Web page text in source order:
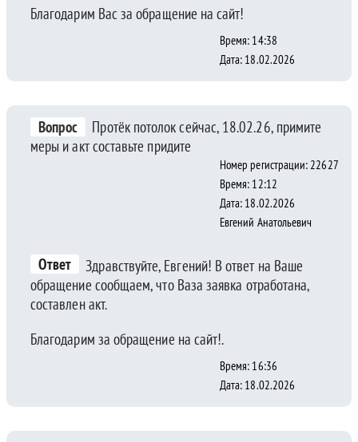
Благодарим Вас за обращение на сайт!
Время: 14:38
Дата: 18.02.2026
Вопрос
Протёк потолок сейчас, 18.02.26, примите
меры и акт составьте придите
Номер регистрации: 22627
Время: 12:12
Дата: 18.02.2026
Евгений Анатольевич
Ответ
Здравствуйте, Евгений! В ответ на Ваше
обращение сообщаем, что Ваза заявка отработана,
составлен акт.
Благодарим за обращение на сайт!.
Время: 16:36
Дата: 18.02.2026